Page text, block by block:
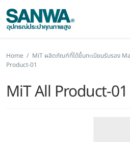
Home / MiT ผลิตภัณฑ์ที่ได้ขึ้นทะเบียนรับรอง
Product-01
MiT All Product-01